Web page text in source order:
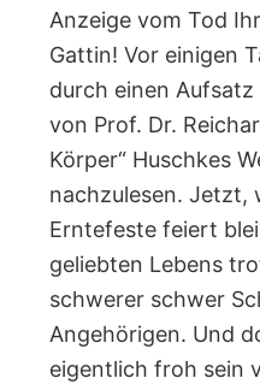
Anzeige vom Tod
Gattin! Vor einigen
durch einen Aufsatz
von Prof. Dr.
Körper“ Huschkes
nachzulesen. Jetzt,
Erntefeste feiert
geliebten Lebens
schwerer schwer
Angehörigen. Und
eigentlich froh sein